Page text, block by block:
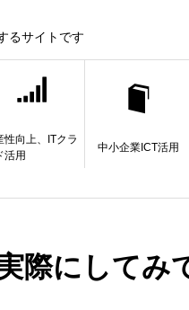
るサイトです
性向上、ITクラ
活用
中小企業ICT活用
際にしてみ